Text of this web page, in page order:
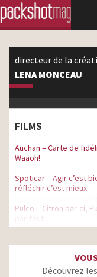
directeur de la
LENA MONCEAU
FILMS
Auchan – Carte de
Waaoh!
Spoticar – Agir c’est
réfléchir c’est mieux
Pulco – Citron par-ci,
par-tout
préférés, plus
irrésistibles que jamais
Découvrez